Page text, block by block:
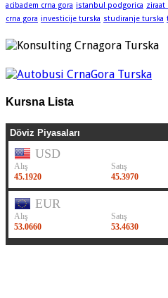
acibadem crna gora istanbul podgorica ziraat
crna gora investicije turska studiranje turska
Kursna Lista